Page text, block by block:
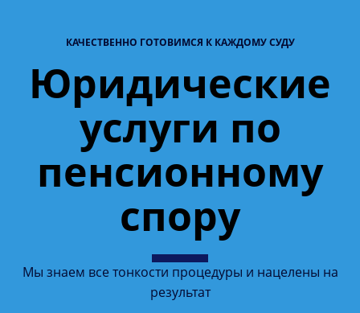
КАЧЕСТВЕННО ГОТОВИМСЯ К КАЖДОМУ СУДУ
Юридические
услуги по
пенсионному
спору
Мы знаем все тонкости процедуры и нацелены на
результат